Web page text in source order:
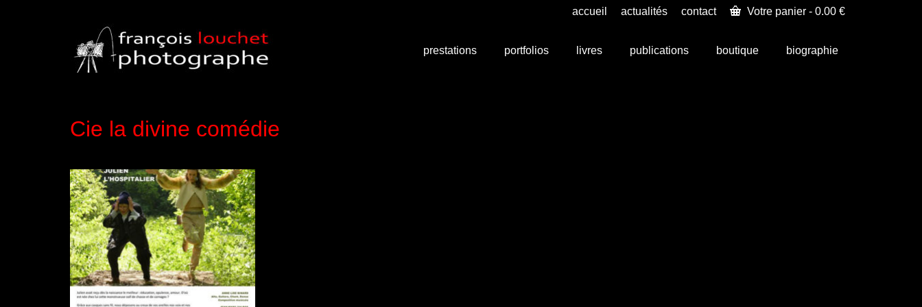
accueil actualités contact Votre panier - 0.00 €
prestations portfolios livres publications boutique biographie
Cie la divine comédie